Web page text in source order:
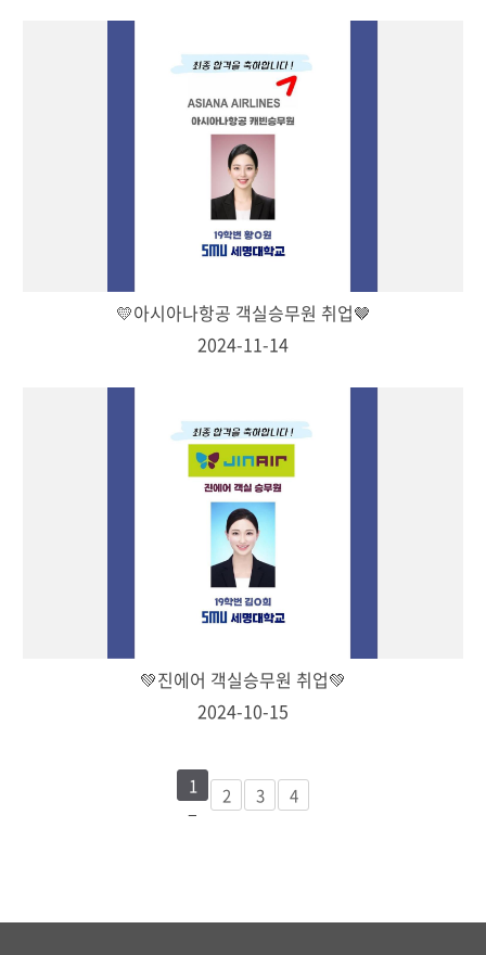
💛아시아나항공 객실승무원 취업🤎
2024-11-14
💚진에어 객실승무원 취업💚
2024-10-15
1 2 3 4